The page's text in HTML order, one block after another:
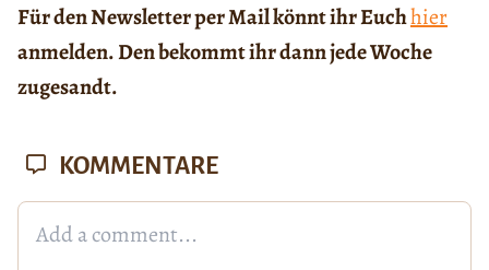
Für den Newsletter per Mail könnt ihr Euchhier
anmelden. Den bekommt ihr dann jede Woche
zugesandt.
KOMMENTARE